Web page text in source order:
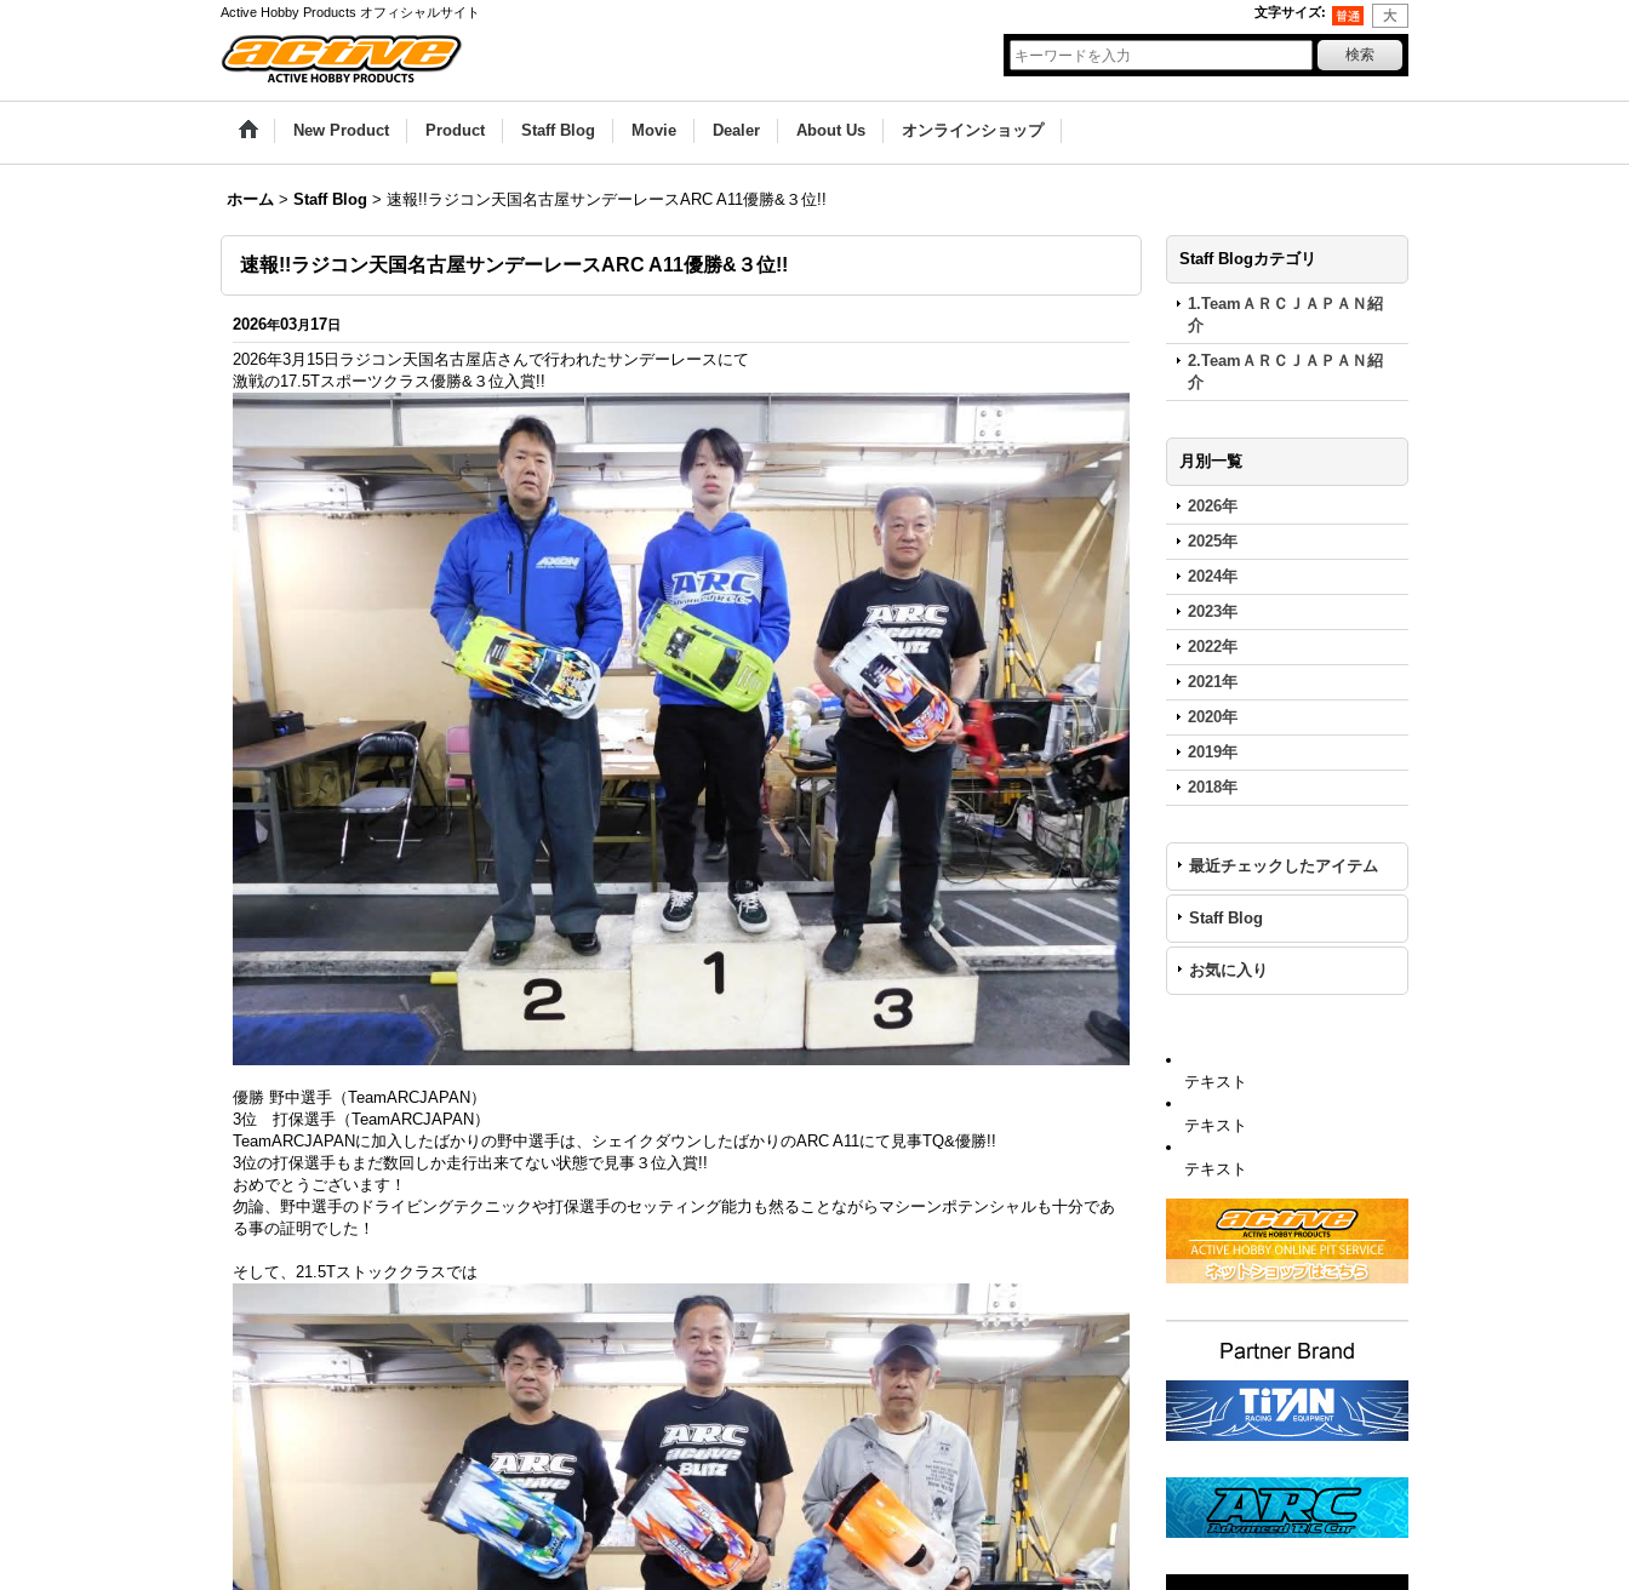
Active Hobby Products オフィシャルサイト 文字サイズ:
New Product Product Staff Blog Movie Dealer About Us オンラインショップ
ホーム > Staff Blog > 速報!!ラジコン天国名古屋サンデーレースARC A11優勝&３位!!
速報!!ラジコン天国名古屋サンデーレースARC A11優勝&３位!!
2026年03月17日
2026年3月15日ラジコン天国名古屋店さんで行われたサンデーレースにて
激戦の17.5Tスポーツクラス優勝&３位入賞!!
優勝 野中選手（TeamARCJAPAN）
3位 打保選手（TeamARCJAPAN）
TeamARCJAPANに加入したばかりの野中選手は、シェイクダウンしたばかりのARC A11にて見事TQ&優勝!!
3位の打保選手もまだ数回しか走行出来てない状態で見事３位入賞!!
おめでとうございます！
勿論、野中選手のドライビングテクニックや打保選手のセッティング能力も然ることながらマシーンポテンシャルも十分であ
る事の証明でした！
そして、21.5Tストッククラスでは
Staff Blogカテゴリ
1.TeamＡＲＣＪＡＰＡＮ紹
介
2.TeamＡＲＣＪＡＰＡＮ紹
介
月別一覧
2026年
2025年
2024年
2023年
2022年
2021年
2020年
2019年
2018年
最近チェックしたアイテム
Staff Blog
お気に入り
テキスト
テキスト
テキスト